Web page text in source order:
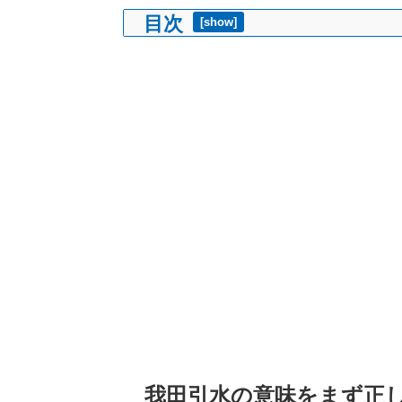
目次 [show]
我田引水の意味をまず正